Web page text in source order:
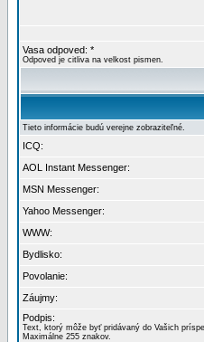
Vasa odpoved: *
Odpoved je citliva na velkost pismen.
Tieto informácie budú verejne zobraziteľné.
ICQ:
AOL Instant Messenger:
MSN Messenger:
Yahoo Messenger:
WWW:
Bydlisko:
Povolanie:
Záujmy:
Podpis:
Text, ktorý môže byť pridávaný do Vašich
Maximálne 255 znakov.